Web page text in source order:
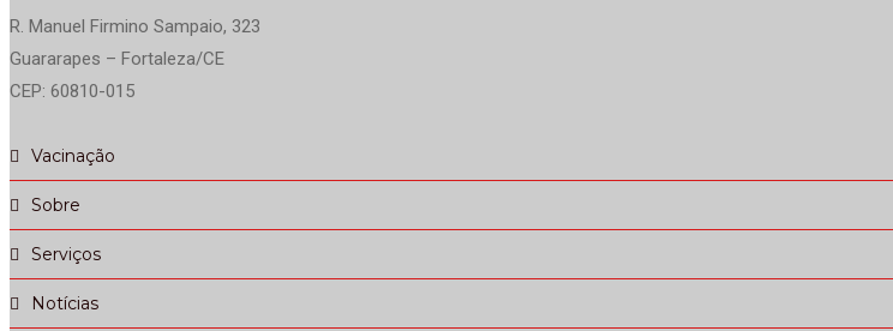
R. Manuel Firmino Sampaio, 323
Guararapes – Fortaleza/CE
CEP: 60810-015
Vacinação
Sobre
Serviços
Notícias